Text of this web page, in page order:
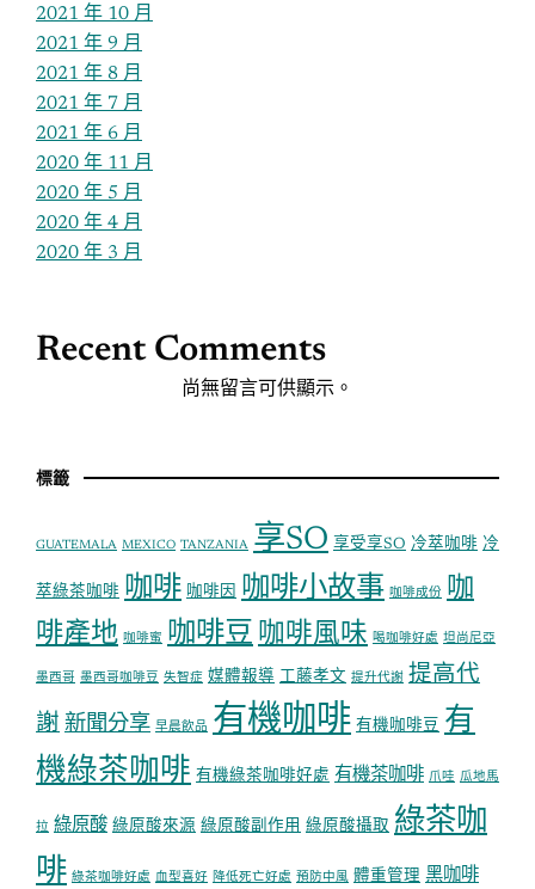
2021 年 10 月
2021 年 9 月
2021 年 8 月
2021 年 7 月
2021 年 6 月
2020 年 11 月
2020 年 5 月
2020 年 4 月
2020 年 3 月
Recent Comments
尚無留言可供顯示。
標籤
GUATEMALA MEXICO TANZANIA 享SO 享受享SO 冷萃咖啡 冷
萃綠茶咖啡 咖啡 咖啡因 咖啡小故事 咖啡成份 咖
啡產地 咖啡蜜 咖啡豆 咖啡風味 喝咖啡好處 坦尚尼亞
墨西哥 墨西哥咖啡豆 失智症 媒體報導 工藤孝文 提升代謝 提高代
謝 新聞分享 早晨飲品 有機咖啡 有機咖啡豆 有
機綠茶咖啡 有機綠茶咖啡好處 有機茶咖啡 爪哇 瓜地馬
拉 綠原酸 綠原酸來源 綠原酸副作用 綠原酸攝取 綠茶咖
啡 綠茶咖啡好處 血型喜好 降低死亡好處 預防中風 體重管理 黑咖啡